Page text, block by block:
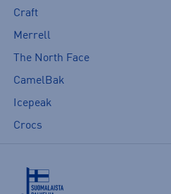
Craft
Merrell
The North Face
CamelBak
Icepeak
Crocs